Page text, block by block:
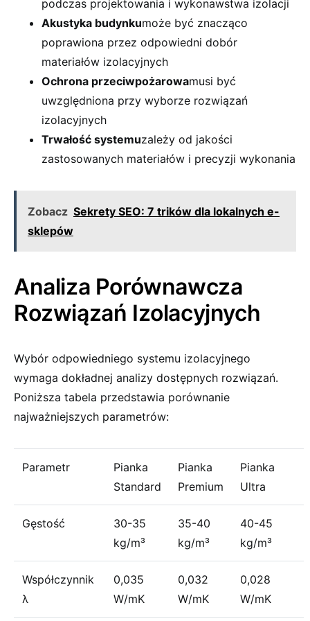
podczas projektowania i wykonawstwa izolacji
Akustyka budynkumoże być znacząco
poprawiona przez odpowiedni dobór
materiałów izolacyjnych
Ochrona przeciwpożarowamusi być
uwzględniona przy wyborze rozwiązań
izolacyjnych
Trwałość systemuzależy od jakości
zastosowanych materiałów i precyzji wykonania
Zobacz Sekrety SEO: 7 trików dla lokalnych e-
sklepów
Analiza Porównawcza
Rozwiązań Izolacyjnych
Wybór odpowiedniego systemu izolacyjnego
wymaga dokładnej analizy dostępnych rozwiązań.
Poniższa tabela przedstawia porównanie
najważniejszych parametrów:
Parametr
Pianka
Standard
Pianka
Premium
Pianka
Ultra
Gęstość
30-35
kg/m³
35-40
kg/m³
40-45
kg/m³
Współczynnik
λ
0,035
W/mK
0,032
W/mK
0,028
W/mK